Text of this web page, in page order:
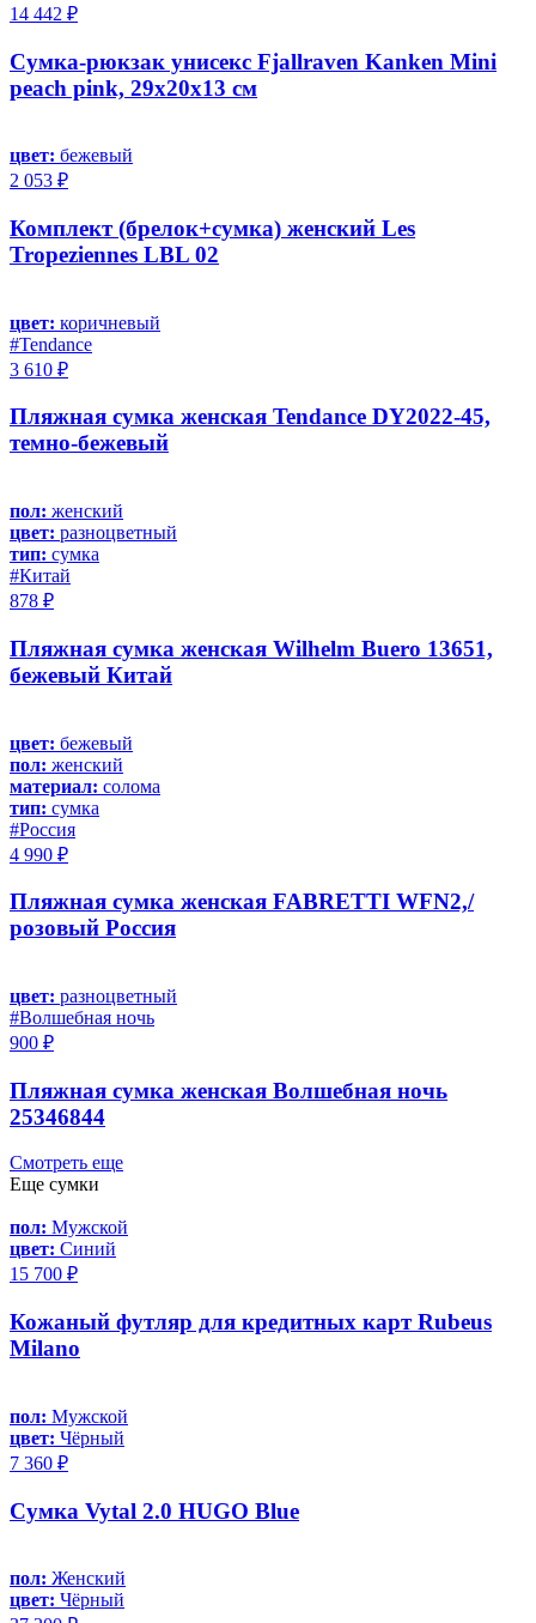
14 442 ₽
Сумка-рюкзак унисекс Fjallraven Kanken Mini
peach pink, 29х20х13 см
цвет: бежевый
2 053 ₽
Комплект (брелок+сумка) женский Les
Tropeziennes LBL 02
цвет: коричневый
#Tendance
3 610 ₽
Пляжная сумка женская Tendance DY2022-45,
темно-бежевый
пол: женский
цвет: разноцветный
тип: сумка
#Китай
878 ₽
Пляжная сумка женская Wilhelm Buero 13651,
бежевый Китай
цвет: бежевый
пол: женский
материал: солома
тип: сумка
#Россия
4 990 ₽
Пляжная сумка женская FABRETTI WFN2,/
розовый Россия
цвет: разноцветный
#Волшебная ночь
900 ₽
Пляжная сумка женская Волшебная ночь
25346844
Смотреть еще
Еще сумки
пол: Мужской
цвет: Синий
15 700 ₽
Кожаный футляр для кредитных карт Rubeus
Milano
пол: Мужской
цвет: Чёрный
7 360 ₽
Сумка Vytal 2.0 HUGO Blue
пол: Женский
цвет: Чёрный